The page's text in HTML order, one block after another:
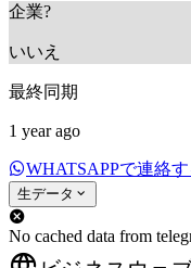
企業?
いいえ
最終同期
1 year ago
WHATSAPPで連絡す
生データ
No cached data from